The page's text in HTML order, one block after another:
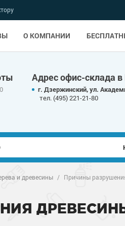
О КОМПАНИИ
Адрес офис-склада
г. Дзержинский, ул.
тел. (495) 221-21-80
и древесины / Причины